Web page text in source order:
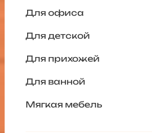
Для офиса
Для детской
Для прихожей
Для ванной
Мягкая мебель